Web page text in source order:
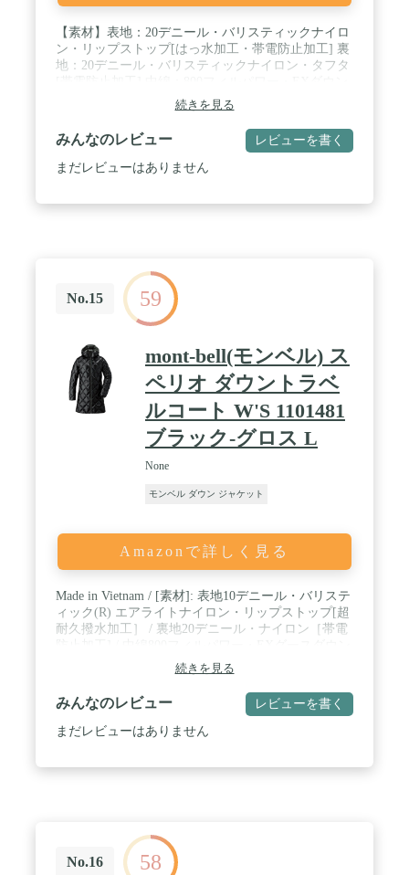
【素材】表地：20デニール・バリスティックナイロ
ン・リップストップ[はっ水加工・帯電防止加工] 裏
地：20デニール・バリスティックナイロン・タフタ
/ 【カラー】ネイビー (NV) / 【サイズ】S / 【特長】
ダウンプルーフ加工 / シングルキルト構造 / ジッパ
ーがあごに当たらない仕様 / リードインコード・シ
ステム / コンシールジッパー / スタッフバッグ付き /
【ポケット】4個（ジッパー付き〈腰2〉、ジッパー
続きを見る
みんなのレビュー レビューを書く
まだレビューはありません
No.15 59
mont-bell(モンベル) ス
ペリオ ダウントラベ
ルコート W'S 1101481
ブラック-グロス L
None
モンベル ダウン ジャケット
Amazonで詳しく見る
Made in Vietnam / [素材]: 表地10デニール・バリステ
ィック(R) エアライトナイロン・リップストップ[超
耐久撥水加工］ / 裏地20デニール・ナイロン［帯電
/ [平均重量]: 271g / [収納サイズ]: 直径11cm×17cm /
シングルキルト構造 / ダウンプルーフ加工 / ジッパ
ーがあごに当たらない仕様 / ジッパー付きポケット
2個(ハンド2) / スタッフバッグ付き / SIZE XS:身長
143-153cm,胸囲74-80cm / SIZE S:身長148-158cm,胸
続きを見る
みんなのレビュー レビューを書く
まだレビューはありません
No.16 58